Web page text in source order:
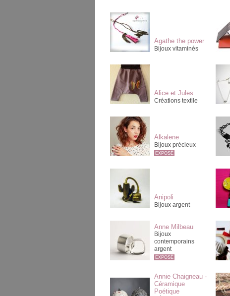
Agathe the power
Bijoux vitaminés
Alice et Jules
Créations textile
Alkalene
Bijoux précieux
EXPOSÉ
Anipoli
Bijoux argent
Anne Milbeau
Bijoux
contemporains
argent
EXPOSÉ
Annie Chaigneau -
Céramique
Poétique